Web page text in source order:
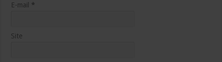
E-mail *
Site